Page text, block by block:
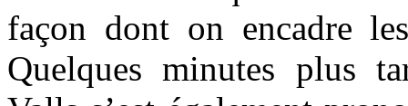
façon dont on encadre
Quelques minutes plus